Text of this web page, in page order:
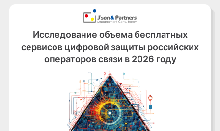
Исследование объема бесплатных
сервисов цифровой защиты российских
операторов связи в 2026 году